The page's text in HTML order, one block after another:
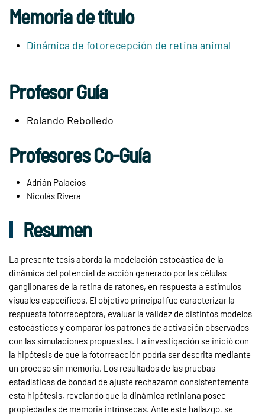
Memoria de título
Dinámica de fotorecepción de retina animal
Profesor Guía
Rolando Rebolledo
Profesores Co-Guía
Adrián Palacios
Nicolás Rivera
Resumen
La presente tesis aborda la modelación estocástica de la
dinámica del potencial de acción generado por las células
ganglionares de la retina de ratones, en respuesta a estímulos
visuales específicos. El objetivo principal fue caracterizar la
respuesta fotorreceptora, evaluar la validez de distintos modelos
estocásticos y comparar los patrones de activación observados
con las simulaciones propuestas. La investigación se inició con
la hipótesis de que la fotorreacción podría ser descrita mediante
un proceso sin memoria. Los resultados de las pruebas
estadísticas de bondad de ajuste rechazaron consistentemente
esta hipótesis, revelando que la dinámica retiniana posee
propiedades de memoria intrínsecas. Ante este hallazgo, se